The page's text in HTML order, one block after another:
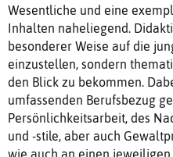
Wesentliche und eine
Inhalten naheliegend.
besonderer Weise auf die
einzustellen, sondern
den Blick zu bekommen.
umfassenden Berufsbezug
Persönlichkeitsarbeit, des
und -stile, aber auch
wie auch an einen